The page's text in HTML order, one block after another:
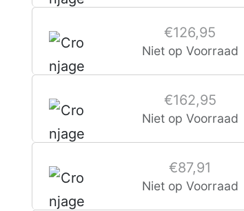
€126,95
Niet op Voorraad
€162,95
Niet op Voorraad
€87,91
Niet op Voorraad